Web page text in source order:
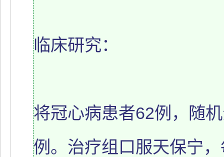
临床研究：
将冠心病患者62例，随
例。治疗组口服天保宁